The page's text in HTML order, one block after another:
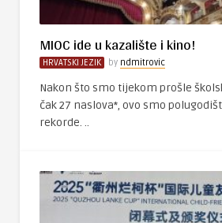
MIOC ide u kazalište i kino!
HRVATSKI JEZIK by ndmitrovic
Nakon što smo tijekom prošle
čak 27 naslova*, ovo smo
rekorde. ..